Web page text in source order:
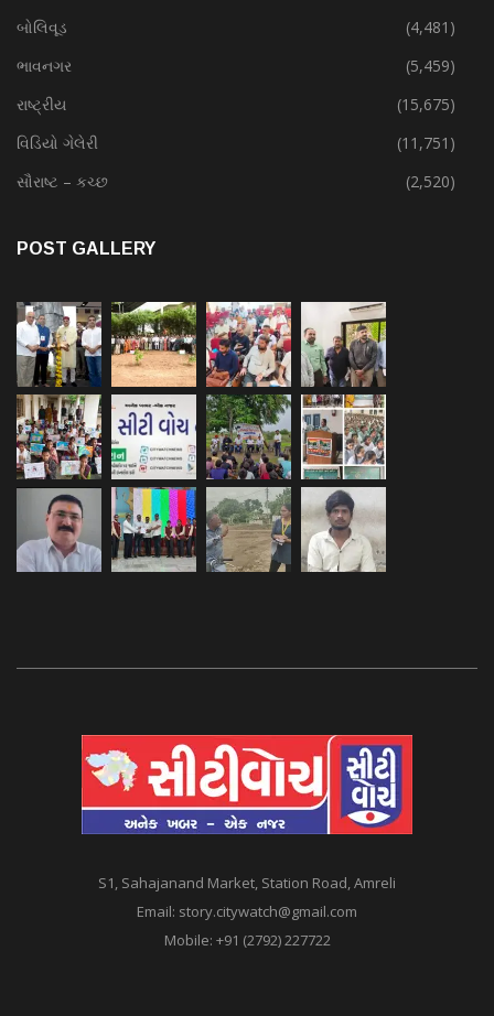
બોલિવૂડ
(4,481)
ભાવનગર
(5,459)
રાષ્ટ્રીય
(15,675)
વિડિયો ગેલેરી
(11,751)
સૌરાષ્ટ – કચ્છ
(2,520)
POST GALLERY
S1, Sahajanand Market, Station Road, Amreli
Email: story.citywatch@gmail.com
Mobile: +91 (2792) 227722